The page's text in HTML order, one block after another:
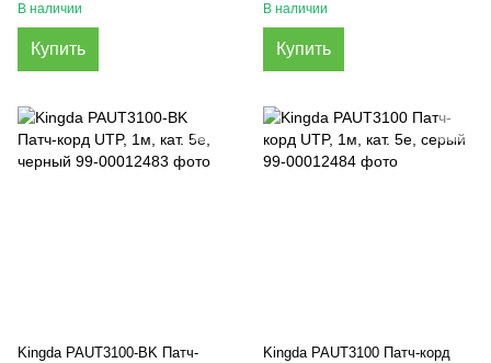
В наличии
Купить
В наличии
Купить
Kingda PAUT3100-BK Патч-
Kingda PAUT3100 Патч-корд